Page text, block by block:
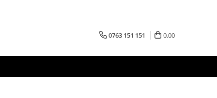
0763 151 151 0,00